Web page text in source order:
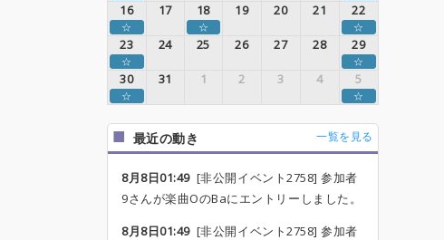
16 17 18 19 20 21 22
☆ ☆ ☆
23 24 25 26 27 28 29
☆ ☆
30 31 1 2 3 4 5
☆ ☆
最近の動き 一覧を見る
8月8日01:49[非公開イベント2758] 参加者
9さんが楽曲OのBaにエントリーしました。
8月8日01:49[非公開イベント2758] 参加者